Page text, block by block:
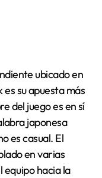
ubicado en
su apuesta más
del juego es en sí
japonesa
es casual. El
en varias
hacia la